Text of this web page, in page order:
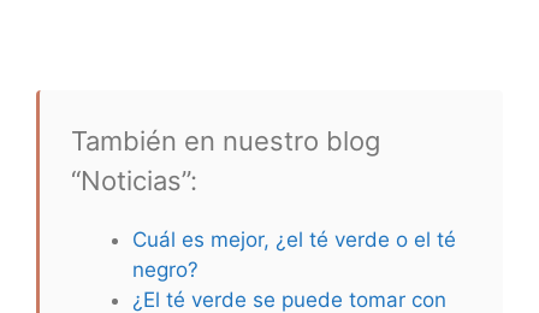
También en nuestro blog
“Noticias”:
Cuál es mejor, ¿el té verde o el té
negro?
¿El té verde se puede tomar con